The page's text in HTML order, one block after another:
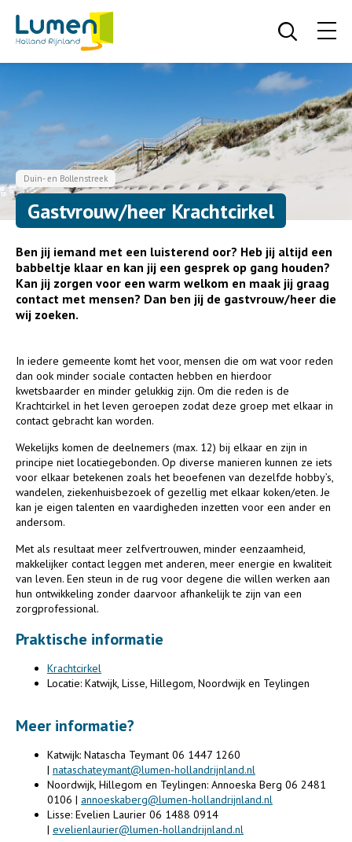
Duin- en Bollenstreek
Gastvrouw/heer Krachtcirkel
Ben jij iemand met een luisterend oor? Heb jij altijd een
babbeltje klaar en kan jij een gesprek op gang houden?
Kan jij zorgen voor een warm welkom en maak jij graag
contact met mensen? Dan ben jij de gastvrouw/heer die
wij zoeken.
In iedere gemeente komt het voor, mensen die om wat voor reden
dan ook minder sociale contacten hebben en hierdoor
kwetsbaarder en minder gelukkig zijn. Om die reden is de
Krachtcirkel in het leven geroepen zodat deze groep met elkaar in
contact gebracht kan worden.
Wekelijks komen de deelnemers (max. 12) bij elkaar en zijn in
principe niet locatiegebonden. Op diverse manieren kunnen ze iets
voor elkaar betekenen zoals het beoefenen van dezelfde hobby’s,
wandelen, ziekenhuisbezoek of gezellig met elkaar koken/eten. Je
kan je eigen talenten en vaardigheden inzetten voor een ander en
andersom.
Met als resultaat meer zelfvertrouwen, minder eenzaamheid,
makkelijker contact leggen met anderen, meer energie en kwaliteit
van leven. Een steun in de rug voor degene die willen werken aan
hun ontwikkeling zonder daarvoor afhankelijk te zijn van een
zorgprofessional.
Praktische informatie
Krachtcirkel
Locatie: Katwijk, Lisse, Hillegom, Noordwijk en Teylingen
Meer informatie?
Katwijk: Natascha Teymant 06 1447 1260
| nataschateymant@lumen-hollandrijnland.nl
Noordwijk, Hillegom en Teylingen: Annoeska Berg 06 2481
0106 | annoeskaberg@lumen-hollandrijnland.nl
Lisse: Evelien Laurier 06 1488 0914
| evelienlaurier@lumen-hollandrijnland.nl